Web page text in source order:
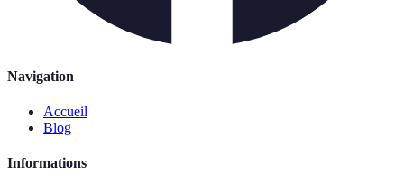
Navigation
Accueil
Blog
Informations